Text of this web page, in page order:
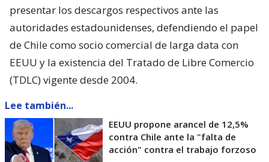
presentar los descargos respectivos ante las
autoridades estadounidenses, defendiendo el papel
de Chile como socio comercial de larga data con
EEUU y la existencia del Tratado de Libre Comercio
(TDLC) vigente desde 2004.
Lee también...
EEUU propone arancel de 12,5%
contra Chile ante la "falta de
acción" contra el trabajo forzoso